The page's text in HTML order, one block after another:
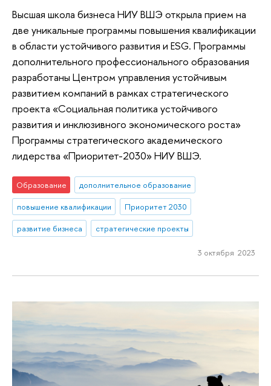
Высшая школа бизнеса НИУ ВШЭ открыла прием на
две уникальные программы повышения квалификации
в области устойчивого развития и ESG. Программы
дополнительного профессионального образования
разработаны Центром управления устойчивым
развитием компаний в рамках стратегического
проекта «Социальная политика устойчивого
развития и инклюзивного экономического роста»
Программы стратегического академического
лидерства «Приоритет-2030» НИУ ВШЭ.
Образование
дополнительное образование
повышение квалификации
Приоритет 2030
развитие бизнеса
стратегические проекты
3 октября 2023